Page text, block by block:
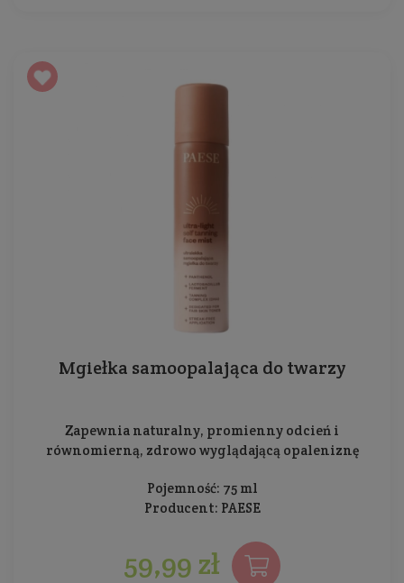
Mgiełka samoopalająca do twarzy
Zapewnia naturalny, promienny odcień i
równomierną, zdrowo wyglądającą opaleniznę
Pojemność: 75 ml
Producent: PAESE
59,99 zł